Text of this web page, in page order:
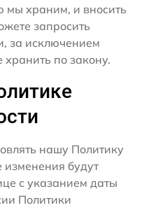
мы храним, и вносить
запросить
за исключением
по закону.
нашу Политику
будут
с указанием даты
Политики